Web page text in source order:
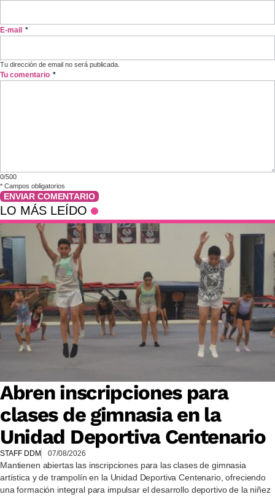
E-mail *
Tu dirección de email no será publicada.
Tu comentario *
0/500
* Campos obligatorios
ENVIAR COMENTARIO
LO MÁS LEÍDO
Abren inscripciones para
clases de gimnasia en la
Unidad Deportiva Centenario
STAFF DDM 07/08/2026
Mantienen abiertas las inscripciones para las clases de gimnasia
artística y de trampolín en la Unidad Deportiva Centenario, ofreciendo
una formación integral para impulsar el desarrollo deportivo de la niñez